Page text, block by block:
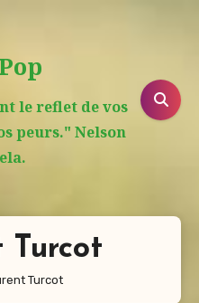
le reflet de vos
peurs." Nelson
Turcot
Turcot